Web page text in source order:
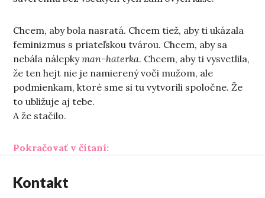
Chcem, aby bola nasratá. Chcem tiež, aby ti ukázala
feminizmus s priateľskou tvárou. Chcem, aby sa
nebála nálepkyman-haterka. Chcem, aby ti vysvetlila,
že ten hejt nie je namierený voči mužom, ale
podmienkam, ktoré sme si tu vytvorili spoločne. Že
to ubližuje aj tebe.
A že stačilo.
Pokračovať v čítaní:„Akú chcem počúvať raperku“
Kontakt